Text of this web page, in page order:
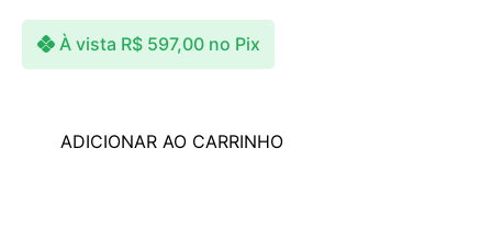
À vista R$597,00 no Pix
ADICIONAR AO CARRINHO